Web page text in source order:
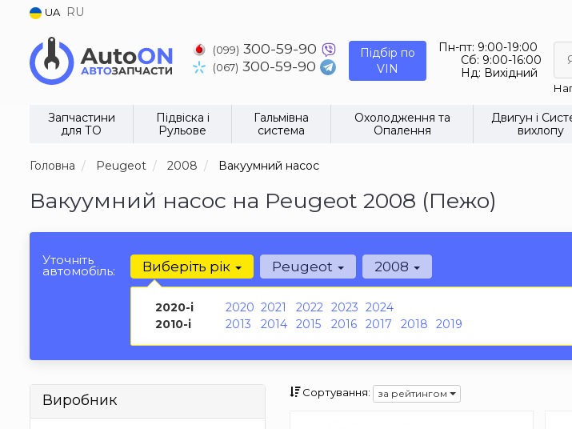
UA RU
(099) 300-59-90
(067) 300-59-90
Підбір по
VIN
Пн-пт: 9:00-19:00
Сб: 9:00-16:00
Нд: Вихідний
Запчастини
для ТО
Підвіска і
Рульове
Гальмівна
система
Охолодження та
Опалення
Двигун і
вихлопу
Головна Peugeot 2008 Вакуумний насос
Вакуумний насос на Peugeot 2008 (Пежо)
Уточніть
автомобіль: Виберіть рік
2020-і 2020 2021 2022 2023 2024
2010-і
2013 2014 2015 2016 2017 2018 2019
Peugeot 2008
Виробник Сортування: за рейтингом